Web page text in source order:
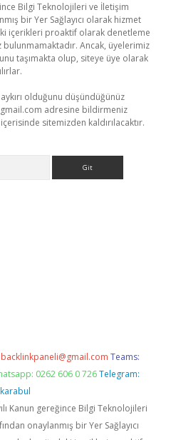
Bilgi Teknolojileri ve İletişim
bir Yer Sağlayıcı olarak hizmet
içerikleri proaktif olarak denetleme
Ancak, üyelerimiz
taşımakta olup, siteye üye olarak
olduğunu düşündüğünüz
adresine bildirmeniz
sitemizden kaldırılacaktır.
backlinkpaneli@gmail.com Teams:
0262 606 0 726 Telegram:
Kanun gereğince Bilgi Teknolojileri
onaylanmış bir Yer Sağlayıcı